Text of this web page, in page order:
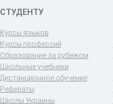
СТУДЕНТУ
Курсы языков
Курсы профессий
Образование за рубежом
Школьные учебники
Дистанционное обучение
Рефераты
Школы Украины